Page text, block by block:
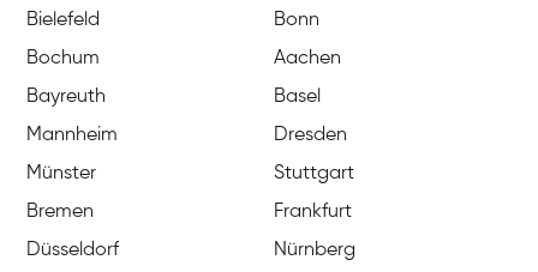
Bielefeld
Bonn
Bochum
Aachen
Bayreuth
Basel
Mannheim
Dresden
Münster
Stuttgart
Bremen
Frankfurt
Düsseldorf
Nürnberg